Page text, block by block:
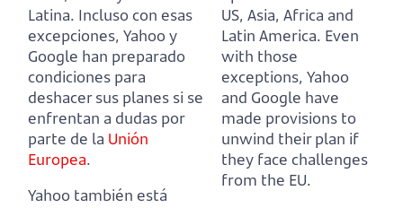
Latina. Incluso con esas
excepciones, Yahoo y
Google han preparado
condiciones para
deshacer sus planes si se
enfrentan a dudas por
parte de la Unión
Europea.
Yahoo también está
US, Asia, Africa and
Latin America. Even
with those
exceptions, Yahoo
and Google have
made provisions to
unwind their plan if
they face challenges
from the EU.